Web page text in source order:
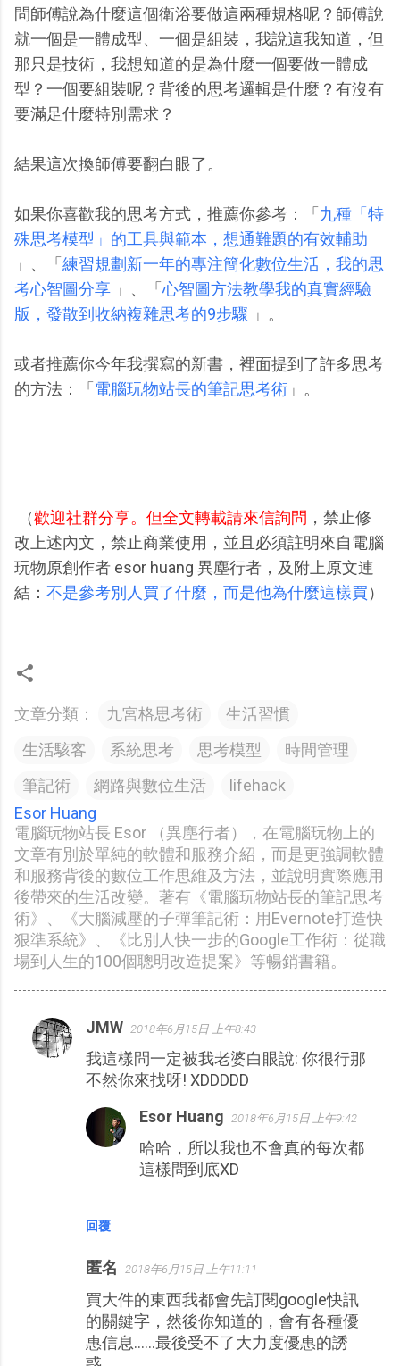
問師傅說為什麼這個衛浴要做這兩種規格呢？師傅說
就一個是一體成型、一個是組裝，我說這我知道，但
那只是技術，我想知道的是為什麼一個要做一體成
型？一個要組裝呢？背後的思考邏輯是什麼？有沒有
要滿足什麼特別需求？
結果這次換師傅要翻白眼了。
如果你喜歡我的思考方式，推薦你參考：「 九種「特
殊思考模型」的工具與範本，想通難題的有效輔助
」、「 練習規劃新一年的專注簡化數位生活，我的思
考心智圖分享 」、「心智圖方法教學我的真實經驗
版，發散到收納複雜思考的9步驟 」。
或者推薦你今年我撰寫的新書，裡面提到了許多思考
的方法：「 電腦玩物站長的筆記思考術 」。
（歡迎社群分享。但全文轉載請來信詢問 ，禁止修
改上述內文，禁止商業使用，並且必須註明來自電腦
玩物原創作者 esor huang 異塵行者，及附上原文連
結： 不是參考別人買了什麼，而是他為什麼這樣買）
文章分類： 九宮格思考術
生活習慣
生活駭客
系統思考 思考模型
時間管理
筆記術
網路與數位生活
lifehack
Esor Huang
電腦玩物站長 Esor （異塵行者），在電腦玩物上的
文章有別於單純的軟體和服務介紹，而是更強調軟體
和服務背後的數位工作思維及方法，並說明實際應用
後帶來的生活改變。著有《電腦玩物站長的筆記思考
術》、《大腦減壓的子彈筆記術：用Evernote打造快
狠準系統》、《比別人快一步的Google工作術：從職
場到人生的100個聰明改造提案》等暢銷書籍。
留
言
JMW 2018年6月15日 上午8:43
我這樣問一定被我老婆白眼說: 你很行那
不然你來找呀! XDDDDD
回覆
Esor Huang 2018年6月15日 上午9:42
哈哈，所以我也不會真的每次都
這樣問到底XD
匿名 2018年6月15日 上午11:11
買大件的東西我都會先訂閱google快訊
的關鍵字，然後你知道的，會有各種優
惠信息……最後受不了大力度優惠的誘